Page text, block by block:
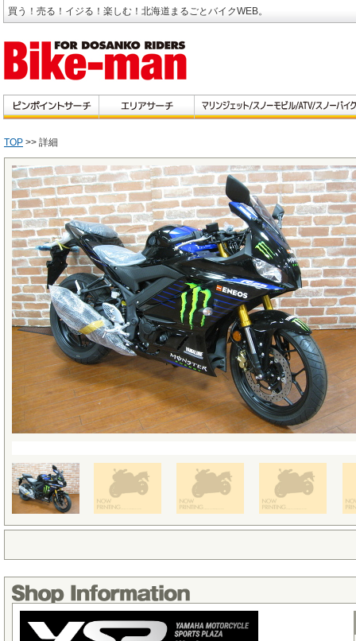
買う！売る！イジる！楽しむ！北海道まるごとバイクWEB。
TOP >> 詳細